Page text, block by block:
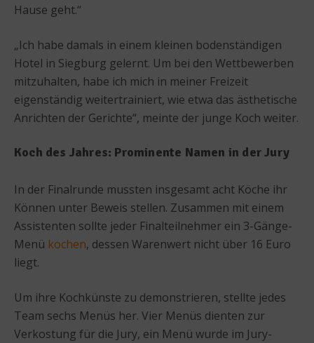
Hause geht.“
„Ich habe damals in einem kleinen bodenständigen
Hotel in Siegburg gelernt. Um bei den Wettbewerben
mitzuhalten, habe ich mich in meiner Freizeit
eigenständig weitertrainiert, wie etwa das ästhetische
Anrichten der Gerichte“, meinte der junge Koch weiter.
Koch des Jahres: Prominente Namen in der Jury
In der Finalrunde mussten insgesamt acht Köche ihr
Können unter Beweis stellen. Zusammen mit einem
Assistenten sollte jeder Finalteilnehmer ein 3-Gänge-
Menü kochen, dessen Warenwert nicht über 16 Euro
liegt.
Um ihre Kochkünste zu demonstrieren, stellte jedes
Team sechs Menüs her. Vier Menüs dienten zur
Verkostung für die Jury, ein Menü wurde im Jury-